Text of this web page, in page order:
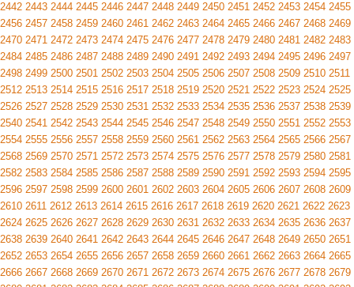
2442 2443 2444 2445 2446 2447 2448 2449 2450 2451 2452 2453 2454 2455
2456 2457 2458 2459 2460 2461 2462 2463 2464 2465 2466 2467 2468 2469
2470 2471 2472 2473 2474 2475 2476 2477 2478 2479 2480 2481 2482 2483
2484 2485 2486 2487 2488 2489 2490 2491 2492 2493 2494 2495 2496 2497
2498 2499 2500 2501 2502 2503 2504 2505 2506 2507 2508 2509 2510 2511
2512 2513 2514 2515 2516 2517 2518 2519 2520 2521 2522 2523 2524 2525
2526 2527 2528 2529 2530 2531 2532 2533 2534 2535 2536 2537 2538 2539
2540 2541 2542 2543 2544 2545 2546 2547 2548 2549 2550 2551 2552 2553
2554 2555 2556 2557 2558 2559 2560 2561 2562 2563 2564 2565 2566 2567
2568 2569 2570 2571 2572 2573 2574 2575 2576 2577 2578 2579 2580 2581
2582 2583 2584 2585 2586 2587 2588 2589 2590 2591 2592 2593 2594 2595
2596 2597 2598 2599 2600 2601 2602 2603 2604 2605 2606 2607 2608 2609
2610 2611 2612 2613 2614 2615 2616 2617 2618 2619 2620 2621 2622 2623
2624 2625 2626 2627 2628 2629 2630 2631 2632 2633 2634 2635 2636 2637
2638 2639 2640 2641 2642 2643 2644 2645 2646 2647 2648 2649 2650 2651
2652 2653 2654 2655 2656 2657 2658 2659 2660 2661 2662 2663 2664 2665
2666 2667 2668 2669 2670 2671 2672 2673 2674 2675 2676 2677 2678 2679